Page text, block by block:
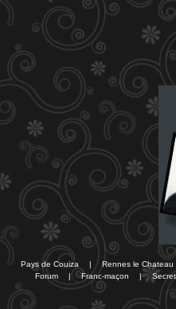
Pays de Couiza | Rennes le Chateau
Forum
| Franc-maçon | Secret